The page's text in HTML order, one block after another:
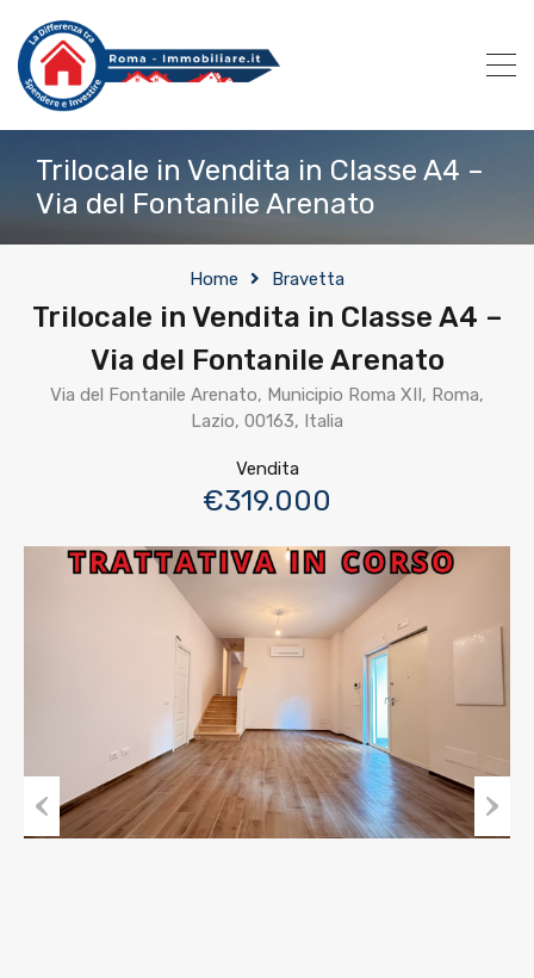
Trilocale in Vendita in Classe A4 –
Via del Fontanile Arenato
Home Bravetta
Trilocale in Vendita in Classe A4 –
Via del Fontanile Arenato
Via del Fontanile Arenato, Municipio Roma XII, Roma,
Lazio, 00163, Italia
Vendita
€319.000